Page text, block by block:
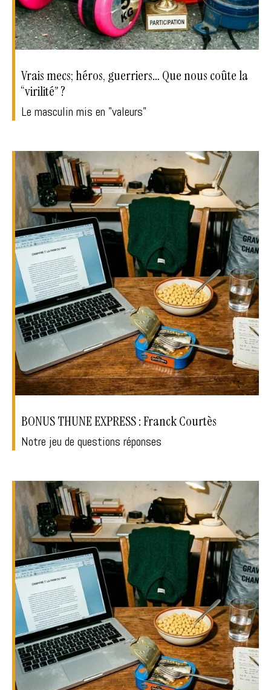
Vrais mecs; héros, guerriers… Que nous coûte la
“virilité” ?
Le masculin mis en "valeurs"
BONUS THUNE EXPRESS : Franck Courtès
Notre jeu de questions réponses